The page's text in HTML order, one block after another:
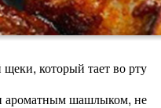
который тает во рту
ароматным шашлыком, не